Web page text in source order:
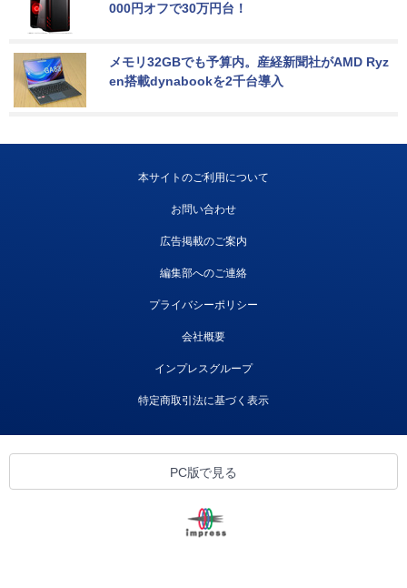
000円オフで30万円台！
メモリ32GBでも予算内。産経新聞社がAMD Ryz
en搭載dynabookを2千台導入
本サイトのご利用について
お問い合わせ
広告掲載のご案内
編集部へのご連絡
プライバシーポリシー
会社概要
インプレスグループ
特定商取引法に基づく表示
PC版で見る